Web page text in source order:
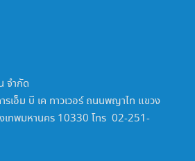
จำกัด
เอ็ม บี เค ทาวเวอร์ ถนนพญาไท แขวง
เทพมหานคร 10330 โทร 02-251-